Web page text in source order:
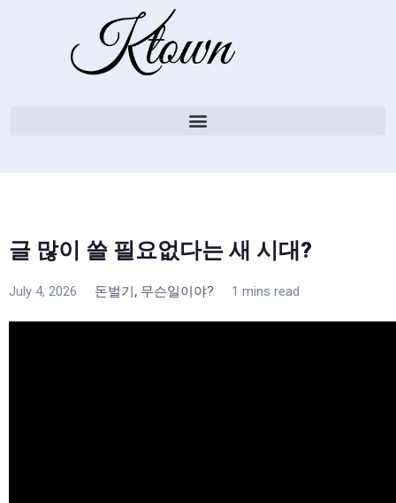
글 많이 쓸 필요없다는 새 시대?
July 4, 2026 돈벌기, 무슨일이야? 1 mins read